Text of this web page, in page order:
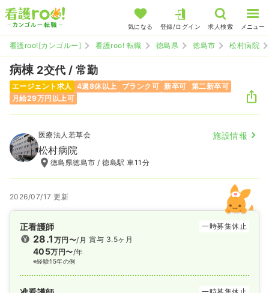
気になる 登録/ログイン 求人検索 メニュー
看護roo![カンゴルー] 看護roo! 転職 徳島県 徳島市 松村病院
病棟 2交代 / 常勤
エージェント求人 4週8休以上 ブランク可 新卒可 第二新卒可
月給29万円以上可
医療法人若草会 施設情報
松村病院
徳島県徳島市 / 徳島駅 車11分
2026/07/17 更新
正看護師 一時募集休止
28.1 万円〜/月
405万円〜/年
※経験15年の例
賞与 3.5ヶ月